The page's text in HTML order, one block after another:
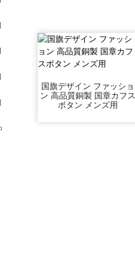
国旗デザイン ファッショ
ン 高品質銅製 国章カフス
ボタン ​​メンズ用